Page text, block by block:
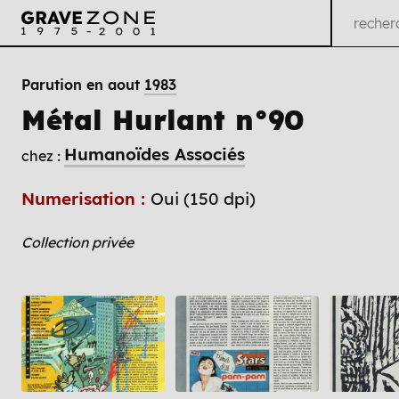
Parution en aout 1983
Métal Hurlant n°90
chez : Humanoïdes Associés
Numerisation : Oui (150 dpi)
Collection privée